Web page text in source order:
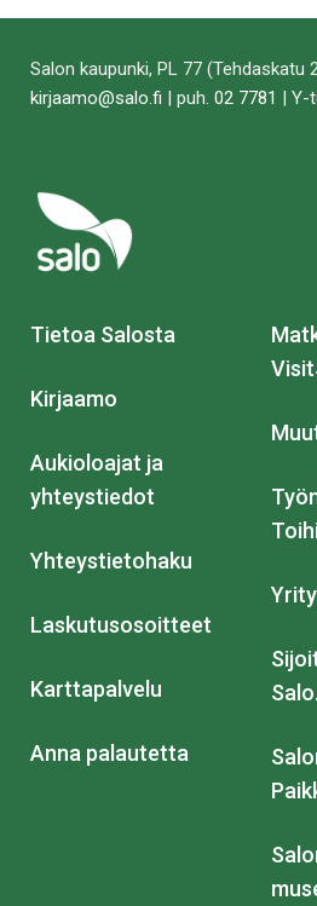
Salon kaupunki, PL 77 (Tehdaskatu
kirjaamo@salo.fi | puh. 02 7781 | Y-
Tietoa Salosta
Kirjaamo
Aukioloajat ja
yhteystiedot
Yhteystietohaku
Laskutusosoitteet
Karttapalvelu
Anna palautetta